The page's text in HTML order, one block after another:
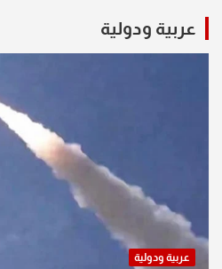
عربية ودولية
عربية ودولية